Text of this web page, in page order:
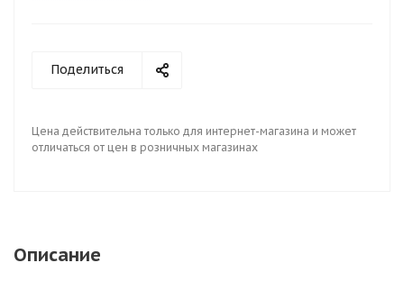
Поделиться
Цена действительна только для интернет-магазина и может
отличаться от цен в розничных магазинах
Описание